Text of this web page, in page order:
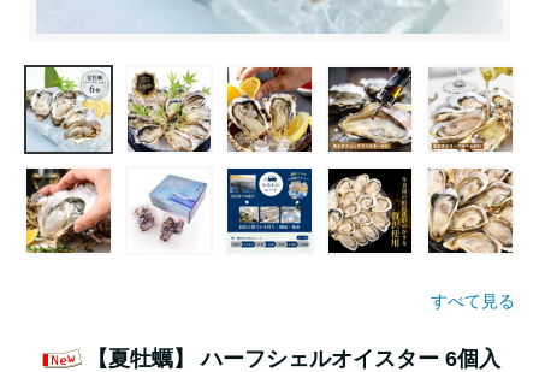
すべて見る
【夏牡蠣】 ハーフシェルオイスター 6個入